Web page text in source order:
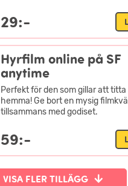
29:-
Hyrfilm online på SF
anytime
Perfekt för den som gillar att titta
hemma! Ge bort en mysig filmkväll
tillsammans med godiset.
59:-
VISA FLER TILLÄGG